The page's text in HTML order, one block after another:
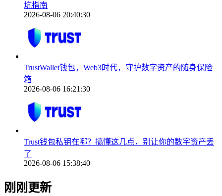
坑指南
2026-08-06 20:40:30
TrustWallet钱包，Web3时代，守护数字资产的随身保险
箱
2026-08-06 16:21:30
Trust钱包私钥在哪？搞懂这几点，别让你的数字资产丢
了
2026-08-06 15:38:40
刚刚更新